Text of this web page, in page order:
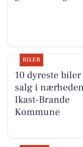
BILER
10 dyreste
salg i
Ikast-Brande
Kommune